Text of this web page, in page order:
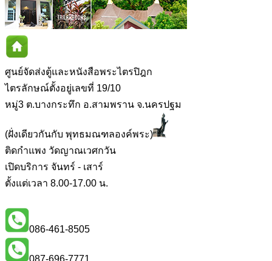
ศูนย์จัดส่งตู้และหนังสือพระไตรปิฎก
ไตรลักษณ์ตั้งอยู่เลขที่ 19/10
หมู่3 ต.บางกระทึก อ.สามพราน จ.นครปฐม
(ฝั่งเดียวกันกับ พุทธมณฑลองค์พระ)
ติดกำแพง วัดญาณเวศกวัน
เปิดบริการ จันทร์ - เสาร์
ตั้งแต่เวลา 8.00-17.00 น.
086-461-8505
087-696-7771